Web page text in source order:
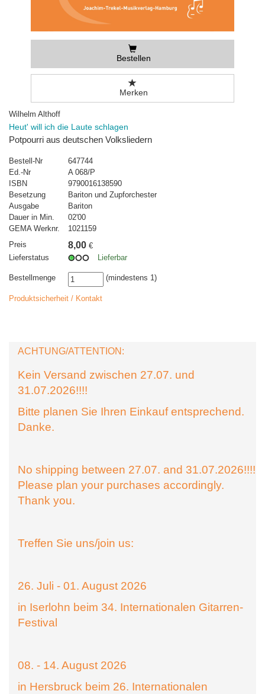
Bestellen
Merken
Wilhelm Althoff
Heut' will ich die Laute schlagen
Potpourri aus deutschen Volksliedern
Bestell-Nr
647744
Ed.-Nr
A 068/P
ISBN
9790016138590
Besetzung
Bariton und Zupforchester
Ausgabe
Bariton
Dauer in Min.
02'00
GEMA Werknr.
1021159
Preis
8,00 €
Lieferstatus
Lieferbar
Bestellmenge (mindestens 1)
Produktsicherheit / Kontakt
ACHTUNG/ATTENTION:
Kein Versand zwischen 27.07. und
31.07.2026!!!!
Bitte planen Sie Ihren Einkauf entsprechend.
Danke.
No shipping between 27.07. and 31.07.2026!!!!
Please plan your purchases accordingly.
Thank you.
Treffen Sie uns/join us:
26. Juli - 01. August 2026
in Iserlohn beim 34. Internationalen Gitarren-
Festival
08. - 14. August 2026
in Hersbruck beim 26. Internationalen